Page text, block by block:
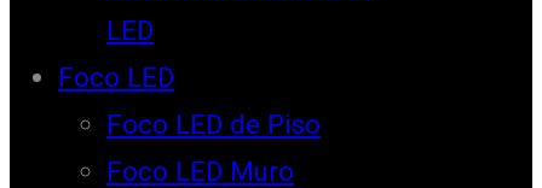
LED
Foco LED
Foco LED de Piso
Foco LED Muro